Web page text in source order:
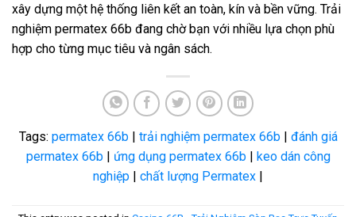
xây dựng một hệ thống liên kết an toàn, kín và bền vững. Trải
nghiệm permatex 66b đang chờ bạn với nhiều lựa chọn phù
hợp cho từng mục tiêu và ngân sách.
Tags: permatex 66b| trải nghiệm permatex 66b| đánh giá
permatex 66b| ứng dụng permatex 66b| keo dán công
nghiệp | chất lượng Permatex |